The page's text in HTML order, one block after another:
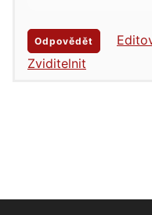
Odpovědět
Zviditelnit